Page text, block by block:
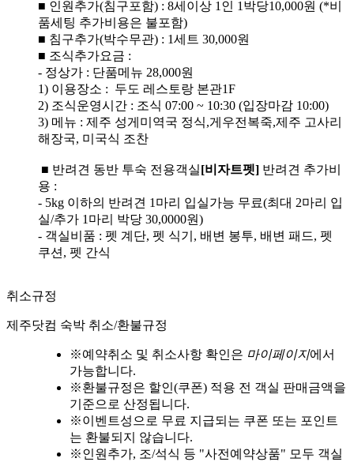
■ 인원추가(침구포함) : 8세이상 1인 1박당10,000원 (*비
품세팅 추가비용은 불포함)
■ 침구추가(박수무관) : 1세트 30,000원
■ 조식추가요금 :
- 정상가 : 단품메뉴 28,000원
1) 이용장소 : 두도 레스토랑 본관1F
2) 조식운영시간 : 조식 07:00 ~ 10:30 (입장마감 10:00)
3) 메뉴 : 제주 성게미역국 정식,게우전복죽,제주 고사리
해장국, 미국식 조찬
■ 반려견 동반 투숙 전용객실[비자트펫] 반려견 추가비
용 :
- 5kg 이하의 반려견 1마리 입실가능 무료(최대 2마리 입
실/추가 1마리 박당 30,0000원)
- 객실비품 : 펫 계단, 펫 식기, 배변 봉투, 배변 패드, 펫
쿠션, 펫 간식
취소규정
제주닷컴 숙박 취소/환불규정
※예약취소 및 취소사항 확인은 마이페이지에서
가능합니다.
※환불규정은 할인(쿠폰) 적용 전 객실 판매금액을
기준으로 산정됩니다.
※이벤트성으로 무료 지급되는 쿠폰 또는 포인트
는 환불되지 않습니다.
※인원추가, 조/석식 등 "사전예약상품" 모두 객실